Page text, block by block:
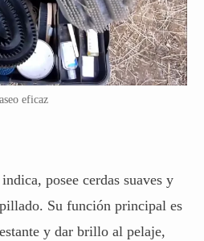
eficaz
posee cerdas suaves y
Su función principal es
y dar brillo al pelaje,